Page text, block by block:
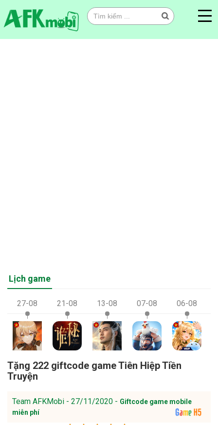
Lịch game
27-08 21-08 13-08 07-08 06-08
Tặng 222 giftcode game Tiên Hiệp Tiền
Truyện
Team AFKMobi - 27/11/2020 - Giftcode game mobile
miễn phí